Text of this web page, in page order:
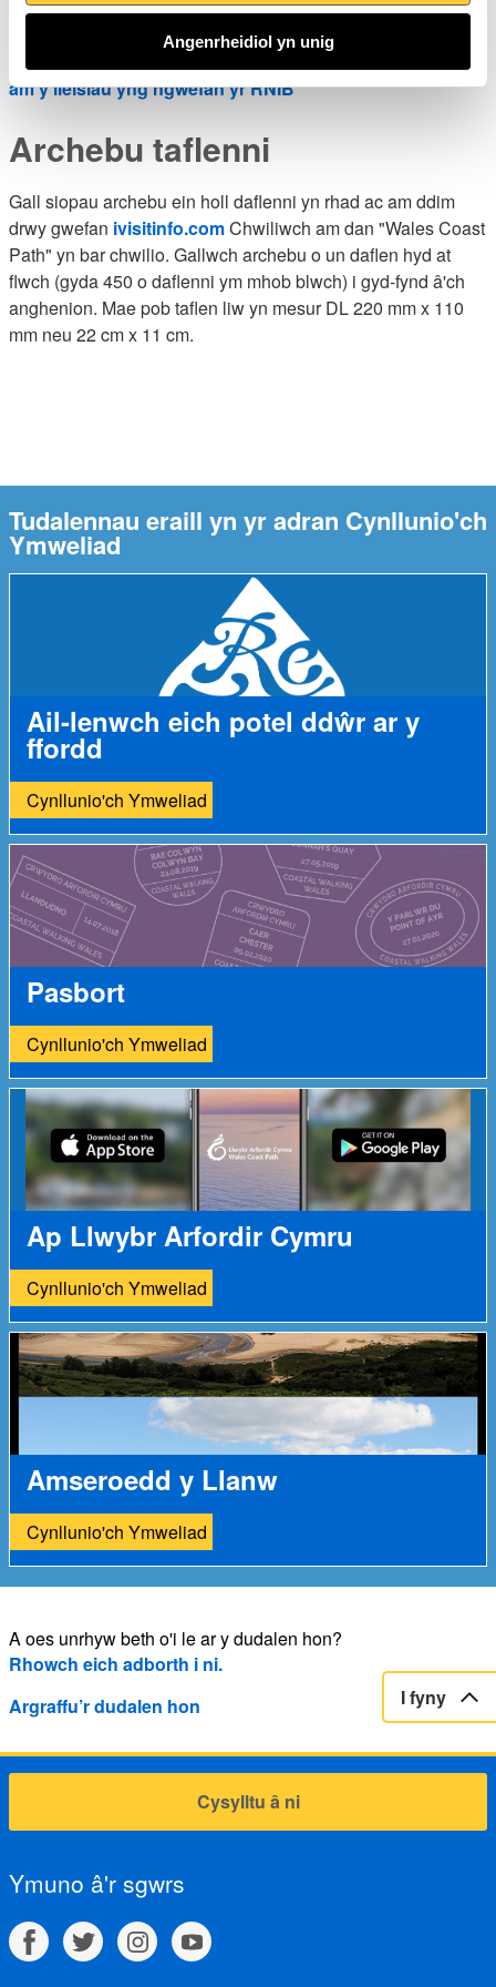
Angenrheidiol yn unig
Cymraeg sy'n swnio'n naturiol ac sydd ar gael ar gyfer
systemau Windows yn unig. Mae fersiynau acenion
Cymraeg ar gael yn Gymraeg ac yn Saesneg.
Gofynnwch
am y lleisiau yng ngwefan yr RNIB
Archebu taflenni
Gall siopau archebu ein holl daflenni yn rhad ac am ddim
drwy gwefan ivisitinfo.comChwiliwch am dan "Wales Coast
Path" yn bar chwilio. Gallwch archebu o un daflen hyd at
flwch (gyda 450 o daflenni ym mhob blwch) i gyd-fynd â'ch
anghenion. Mae pob taflen liw yn mesur DL 220 mm x 110
mm neu 22 cm x 11 cm.
Tudalennau eraill yn yr adran Cynllunio'ch
Ymweliad
Ail-lenwch eich potel ddŵr ar y
ffordd
Cynllunio'ch Ymweliad
Pasbort
Cynllunio'ch Ymweliad
Ap Llwybr Arfordir Cymru
Cynllunio'ch Ymweliad
Amseroedd y Llanw
Cynllunio'ch Ymweliad
A oes unrhyw beth o'i le ar y dudalen hon?
Rhowch eich adborth i ni.
Argraffu’r dudalen hon
I fyny
Cysylltu â ni
Ymuno â'r sgwrs